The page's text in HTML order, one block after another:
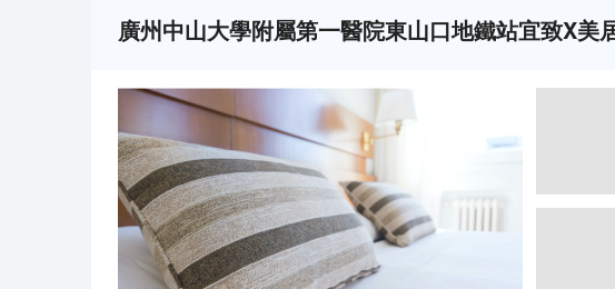
廣州中山大學附屬第一醫院東山口地鐵站宜致X美